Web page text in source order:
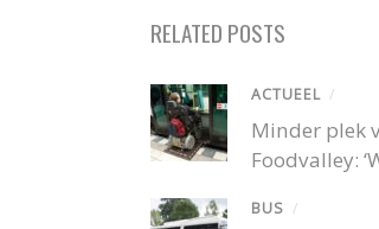
RELATED POSTS
ACTUEEL /
Minder plek
Foodvalley:
BUS /